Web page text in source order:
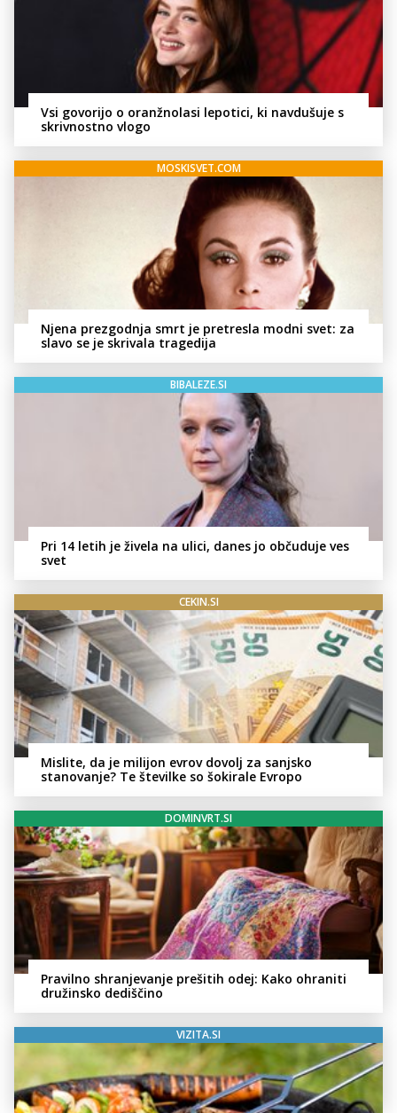
Vsi govorijo o oranžnolasi lepotici, ki navdušuje s
skrivnostno vlogo
MOSKISVET.COM
Njena prezgodnja smrt je pretresla modni svet: za
slavo se je skrivala tragedija
BIBALEZE.SI
Pri 14 letih je živela na ulici, danes jo občuduje ves
svet
CEKIN.SI
Mislite, da je milijon evrov dovolj za sanjsko
stanovanje? Te številke so šokirale Evropo
DOMINVRT.SI
Pravilno shranjevanje prešitih odej: Kako ohraniti
družinsko dediščino
VIZITA.SI